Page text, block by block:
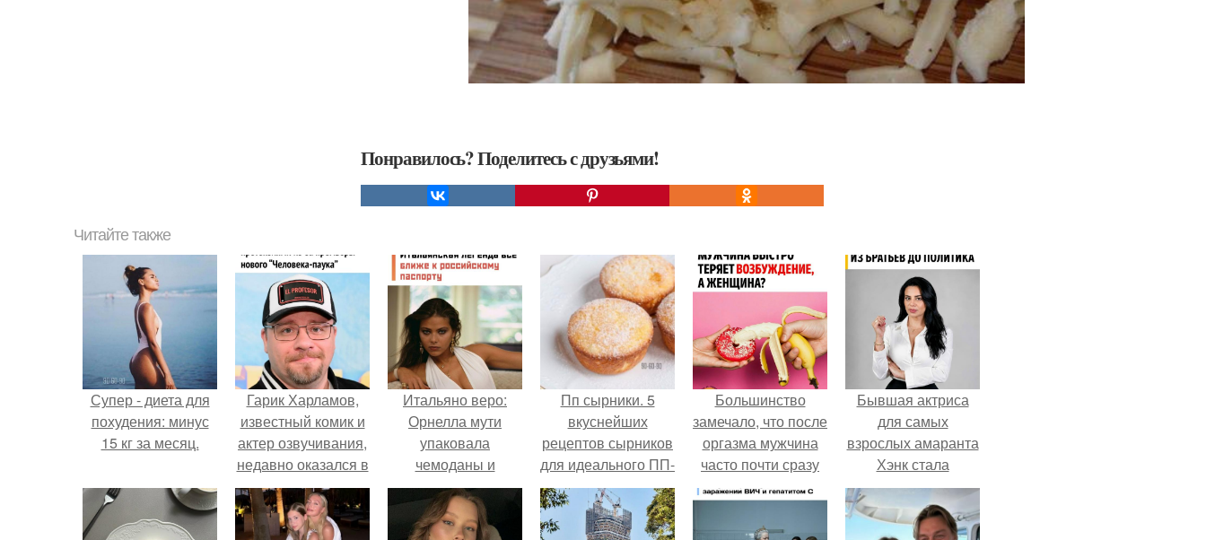
Понравилось? Поделитесь с друзьями!
Читайте также
Супер - диета для
похудения: минус
15 кг за месяц.
Гарик Харламов,
известный комик и
актер озвучивания,
недавно оказался в
центре внимания
из-за своей работы
над озвучкой
Итальяно веро:
Орнелла мути
упаковала
чемоданы и
готовится
обзавестись
красным
Пп сырники. 5
вкуснейших
рецептов сырников
для идеального ПП-
завтрака.
Большинство
замечало, что после
оргазма мужчина
часто почти сразу
теряет
возбуждение, тогда
как женщина может
Бывшая актриса
для самых
взрослых амаранта
Хэнк стала
сенатором в
Колумбии.